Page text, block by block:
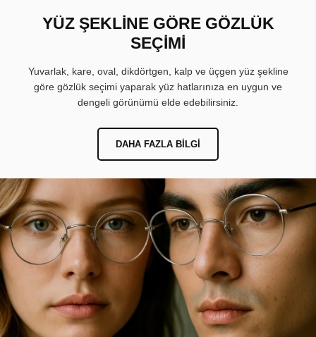
YÜZ ŞEKLİNE GÖRE GÖZLÜK
SEÇİMİ
Yuvarlak, kare, oval, dikdörtgen, kalp ve üçgen yüz şekline
göre gözlük seçimi yaparak yüz hatlarınıza en uygun ve
dengeli görünümü elde edebilirsiniz.
DAHA FAZLA BILGI